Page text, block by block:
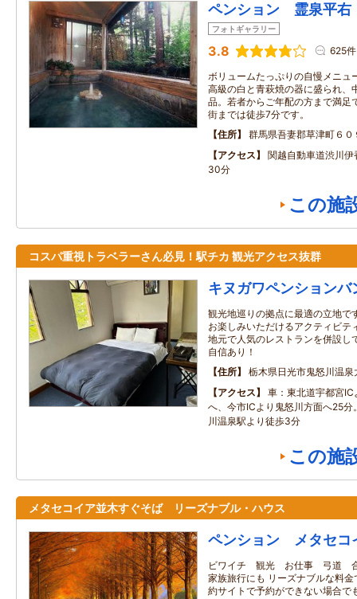
ペンション 霊泉平右
フォトギャラリー
3.8 625件
ボリュームたっぷりの自慢メニュ
高級の白と青萩焼の器に盛られ、
品。若者からご年配の方まで満足
街までは徒歩7分です。
住所
群馬県吾妻郡草津町６０
アクセス
関越自動車道渋川
30分
この施
コスパ重視トラベラーさん必見！駅チカ 観光アクセス抜群
キヌガワペンションバ
観光地巡りの拠点に最適の立地で
お楽しみいただけるアクティビテ
地元で人気のレストランを併設し
自信あり！
住所
栃木県日光市鬼怒川温泉
アクセス
車：東北道宇都宮
へ、今市ICより鬼怒川方面へ25分
川温泉駅より徒歩3分
この施
メタセコイア並木すぐそば リーズナブル・ハウス
ペンション メタセコ
ビワイチ 観光 お仕事 弓道
家族旅行にも リーズナブルな料
約サイトで予約ができない場合で